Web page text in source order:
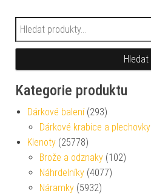
Hledat:
Hledat
Kategorie produktu
Dárkové balení (293)
Dárkové krabice a plechovky
Klenoty (25778)
Brože a odznaky (102)
Náhrdelníky (4077)
Náramky (5932)